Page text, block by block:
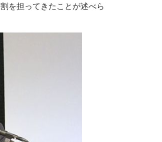
を担ってきたことが述べら